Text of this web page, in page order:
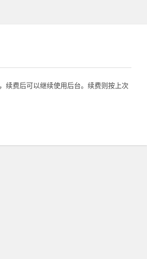
续费后可以继续使用后台。续费则按上次